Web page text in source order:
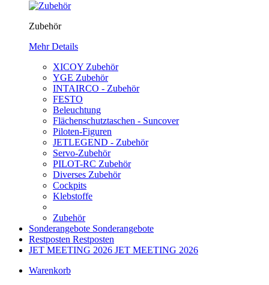
Zubehör
Mehr Details
XICOY Zubehör
YGE Zubehör
INTAIRCO - Zubehör
FESTO
Beleuchtung
Flächenschutztaschen - Suncover
Piloten-Figuren
JETLEGEND - Zubehör
Servo-Zubehör
PILOT-RC Zubehör
Diverses Zubehör
Cockpits
Klebstoffe
Zubehör
Sonderangebote Sonderangebote
Restposten Restposten
JET MEETING 2026 JET MEETING 2026
Warenkorb